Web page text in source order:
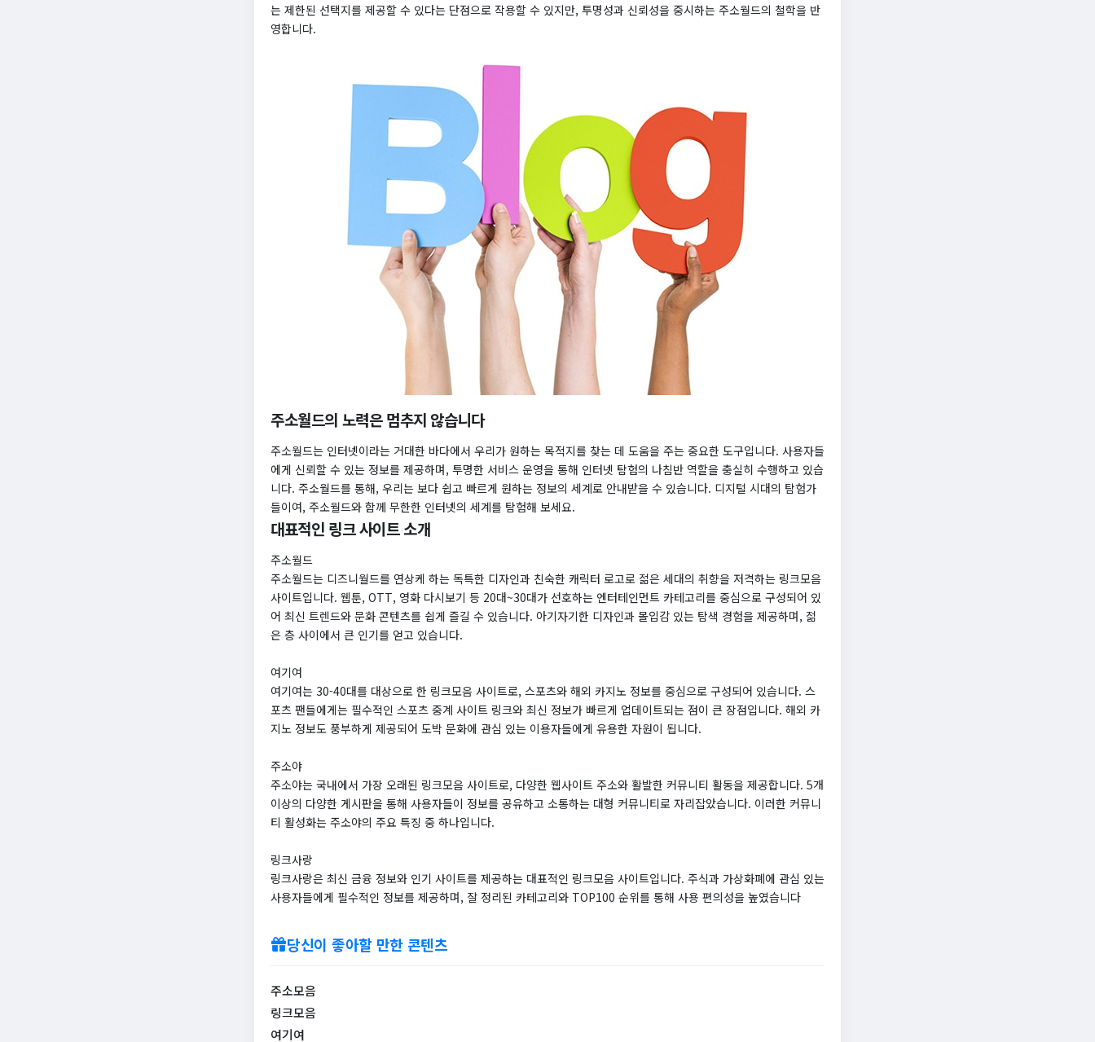
는 제한된 선택지를 제공할 수 있다는 단점으로 작용할 수 있지만, 투명성과 신뢰성을 중시하는 주소월드의 철학을 반
영합니다.
​주소월드의 노력은 멈추지 않습니다
주소월드는 인터넷이라는 거대한 바다에서 우리가 원하는 목적지를 찾는 데 도움을 주는 중요한 도구입니다. 사용자들
에게 신뢰할 수 있는 정보를 제공하며, 투명한 서비스 운영을 통해 인터넷 탐험의 나침반 역할을 충실히 수행하고 있습
니다. 주소월드를 통해, 우리는 보다 쉽고 빠르게 원하는 정보의 세계로 안내받을 수 있습니다. 디지털 시대의 탐험가
들이여, 주소월드와 함께 무한한 인터넷의 세계를 탐험해 보세요.
대표적인 링크 사이트 소개
주소월드
주소월드는 디즈니월드를 연상케 하는 독특한 디자인과 친숙한 캐릭터 로고로 젊은 세대의 취향을 저격하는 링크모음
사이트입니다. 웹툰, OTT, 영화 다시보기 등 20대~30대가 선호하는 엔터테인먼트 카테고리를 중심으로 구성되어 있
어 최신 트렌드와 문화 콘텐츠를 쉽게 즐길 수 있습니다. 아기자기한 디자인과 몰입감 있는 탐색 경험을 제공하며, 젊
은 층 사이에서 큰 인기를 얻고 있습니다.
여기여
여기여는 30-40대를 대상으로 한 링크모음 사이트로, 스포츠와 해외 카지노 정보를 중심으로 구성되어 있습니다. 스
포츠 팬들에게는 필수적인 스포츠 중계 사이트 링크와 최신 정보가 빠르게 업데이트되는 점이 큰 장점입니다. 해외 카
지노 정보도 풍부하게 제공되어 도박 문화에 관심 있는 이용자들에게 유용한 자원이 됩니다.
주소야
주소야는 국내에서 가장 오래된 링크모음 사이트로, 다양한 웹사이트 주소와 활발한 커뮤니티 활동을 제공합니다. 5개
이상의 다양한 게시판을 통해 사용자들이 정보를 공유하고 소통하는 대형 커뮤니티로 자리잡았습니다. 이러한 커뮤니
티 활성화는 주소야의 주요 특징 중 하나입니다.
링크사랑
링크사랑은 최신 금융 정보와 인기 사이트를 제공하는 대표적인 링크모음 사이트입니다. 주식과 가상화폐에 관심 있는
사용자들에게 필수적인 정보를 제공하며, 잘 정리된 카테고리와 TOP100 순위를 통해 사용 편의성을 높였습니다
당신이 좋아할 만한 콘텐츠
주소모음
링크모음
여기여